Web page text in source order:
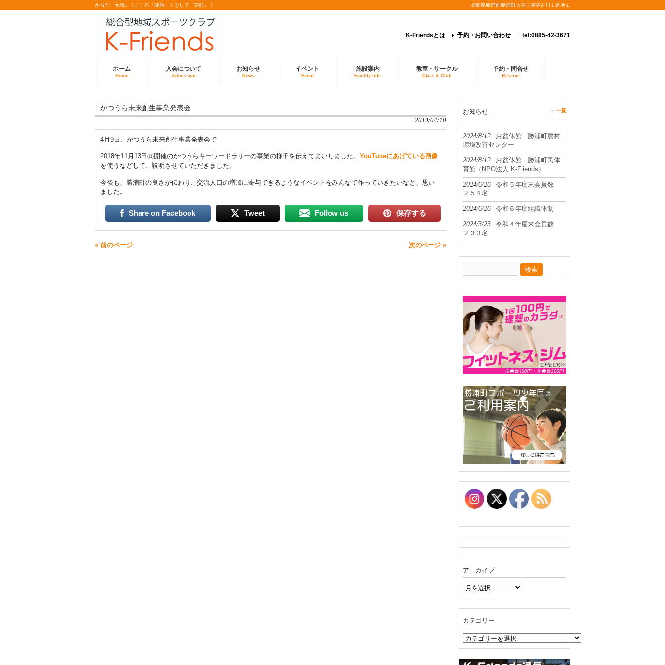
からだ「元気」！こころ「健康」！そして「笑顔」！ 徳島県勝浦郡勝浦町大字三溪字古川１番地１
K-Friendsとは 予約・お問い合わせ tel:0885-42-3671
ホーム
Home
入会について
Admission
お知らせ
News
イベント
Event
施設案内
Facility Info
教室・サークル
Class & Club
予約・問合せ
Reserve
かつうら未来創生事業発表会
2019/04/10
4月9日、かつうら未来創生事業発表会で
2018年11月13日㈰開催のかつうらキーワードラリーの事業の様子を伝えてまいりました。 YouTubeにあげている画像
を使うなどして、説明させていただきました。
今後も、勝浦町の良さが伝わり、交流人口の増加に寄与できるようなイベントをみんなで作っていきたいなと、思い
ました。
Share on Facebook Tweet Follow us 保存する
« 前のページ 次のページ »
お知らせ 一覧
2024/8/12
お盆休館 勝浦町農村
環境改善センター
2024/8/12
お盆休館 勝浦町民体
育館（NPO法人 K-Friends）
2024/6/26
令和５年度末会員数
２５４名
2024/6/26 令和６年度組織体制
2024/3/23
令和４年度末会員数
２３３名
索:
アーカイブ
ア
ー
ブ
カテゴリー
カ
テ